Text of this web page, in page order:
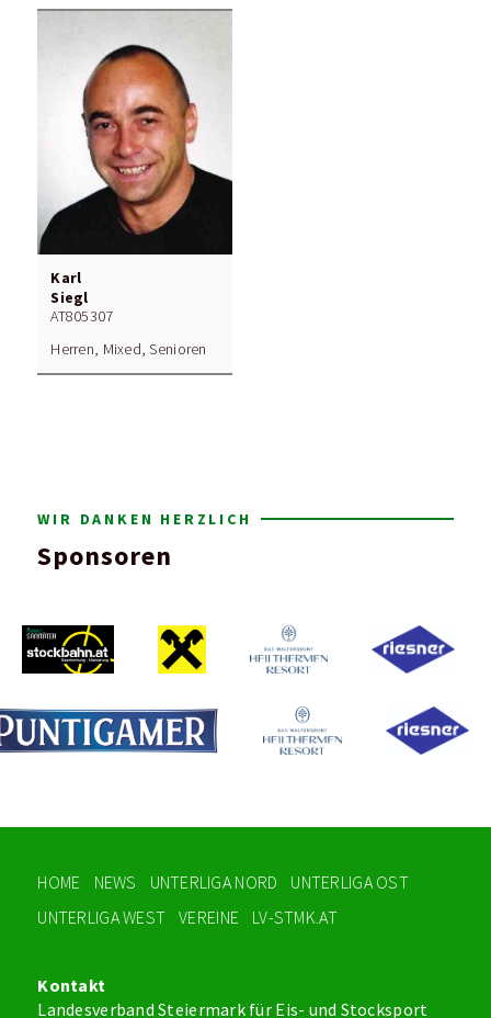
Karl
Siegl
AT805307
Herren, Mixed, Senioren
WIR DANKEN HERZLICH
Sponsoren
HOME NEWS UNTERLIGA NORD
UNTERLIGA OST
UNTERLIGA WEST
VEREINE LV-STMK.AT
Kontakt
Landesverband Steiermark für Eis- und Stocksport